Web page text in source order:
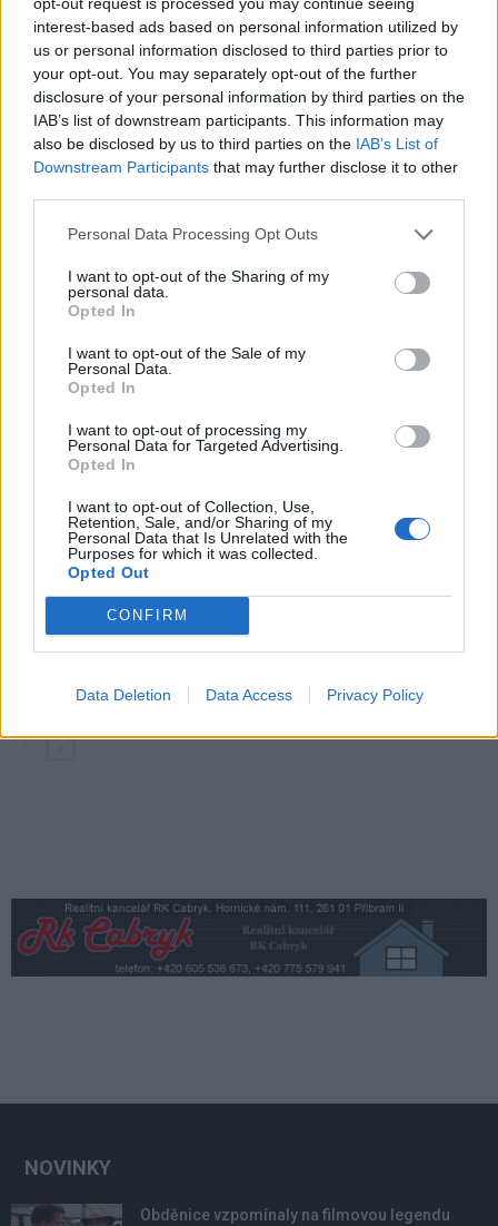
interest-based ads based on personal information utilized by
us or personal information disclosed to third parties prior to
your opt-out. You may separately opt-out of the further
disclosure of your personal information by third parties on the
IAB’s list of downstream participants. This information may
also be disclosed by us to third parties on the IAB’s List of
Downstream Participants that may further disclose it to other
Personal Data Processing Opt Outs
I want to opt-out of the Sharing of my
personal data.
Opted In
I want to opt-out of the Sale of my
Personal Data.
Opted In
I want to opt-out of processing my
Personal Data for Targeted Advertising.
Opted In
I want to opt-out of Collection, Use,
Retention, Sale, and/or Sharing of my
Personal Data that Is Unrelated with the
Purposes for which it was collected.
Opted Out
CONFIRM
Data Deletion Data Access Privacy Policy
znamení bazénu i fotbalu
SOUVISEJÍCÍ ČLÁNKY
Váš názor
Vedení města po roce otočilo. Zastupitel
Václav Dvořák připomíná ztracený čas
u 2. polikliniky
Váš názor
Opoziční zastupitel Václav Dvořák
kritizuje vedení města. Krátké
zastupitelstvo podle něj odhalilo staré
problémy
Václav Dvořák k dubnovému
i ztráty Technických služeb
NOVINKY
Obděnice vzpomínaly na filmovou legendu